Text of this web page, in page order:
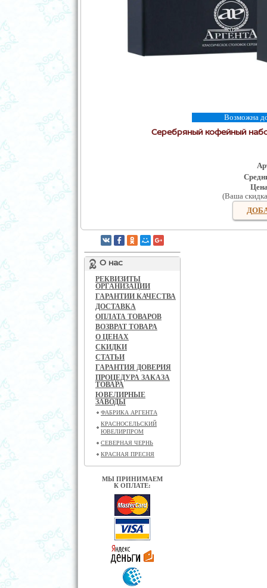
Возможна
Серебряный кофейный
(Ваша
О нас
РЕКВИЗИТЫ
ОРГАНИЗАЦИИ
ГАРАНТИИ КАЧЕСТВА
ДОСТАВКА
ОПЛАТА ТОВАРОВ
ВОЗВРАТ ТОВАРА
О ЦЕНАХ
СКИДКИ
СТАТЬИ
ГАРАНТИЯ ДОВЕРИЯ
ПРОЦЕДУРА ЗАКАЗА
ТОВАРА
ЮВЕЛИРНЫЕ
ЗАВОДЫ
ФАБРИКА АРГЕНТА
КРАСНОСЕЛЬСКИЙ
ЮВЕЛИРПРОМ
СЕВЕРНАЯ ЧЕРНЬ
КРАСНАЯ ПРЕСНЯ
МЫ ПРИНИМАЕМ
К ОПЛАТЕ: